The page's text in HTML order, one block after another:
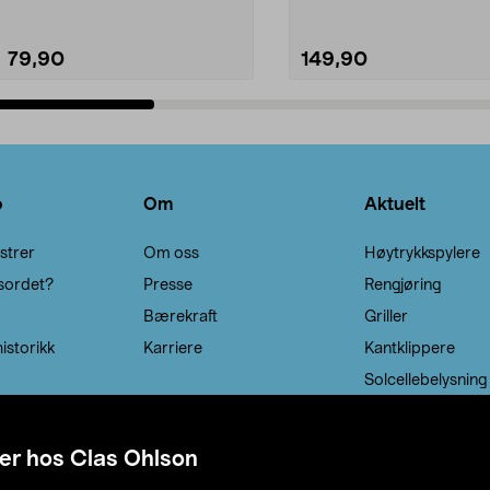
hos Clas Ohlson
79,90 149,90
Om
Om oss
Presse
Bærekraft
Karriere
Aktuelt
Høytrykkspylere
Rengjøring
Griller
Kantklippere
Solcellebelysning